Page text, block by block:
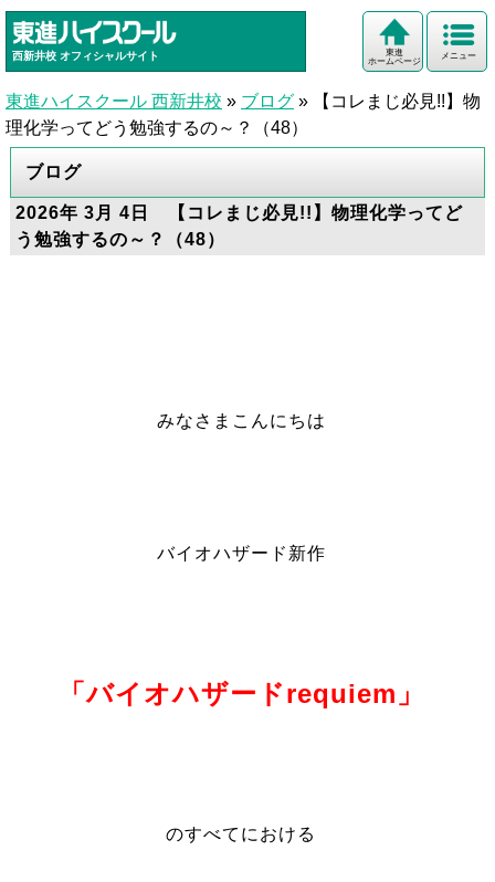
西新井校 オフィシャルサイト メニュー
東進
ホームページ
東進ハイスクール 西新井校 » ブログ »
【コレまじ必見!!】物
理化学ってどう勉強するの～？（48）
ブログ
2026年 3月 4日 【コレまじ必見!!】物理化学ってど
う勉強するの～？（48）
みなさまこんにちは
バイオハザード新作
「バイオハザードrequiem」
のすべてにおける